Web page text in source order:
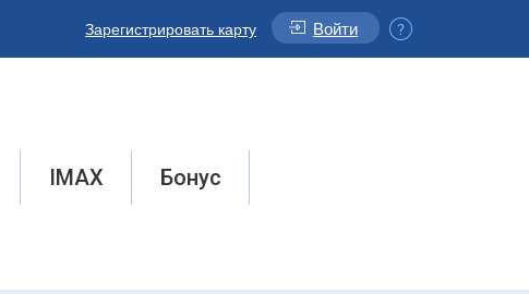
Зарегистрировать карту Войти
IMAX Бонус